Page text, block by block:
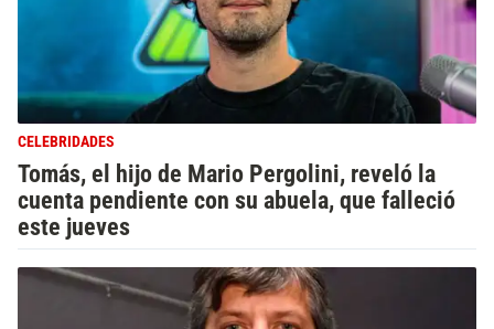
CELEBRIDADES
Tomás, el hijo de Mario Pergolini, reveló la
cuenta pendiente con su abuela, que falleció
este jueves